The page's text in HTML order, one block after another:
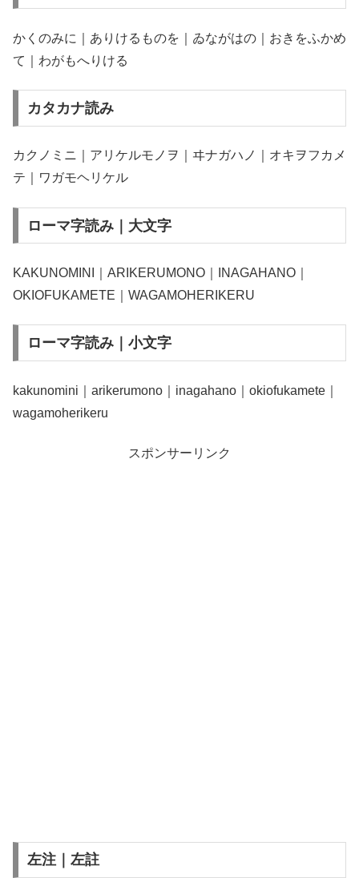
かくのみに｜ありけるものを｜ゐながはの｜おきをふかめ
て｜わがもへりける
カタカナ読み
カクノミニ｜アリケルモノヲ｜ヰナガハノ｜オキヲフカメ
テ｜ワガモヘリケル
ローマ字読み｜大文字
KAKUNOMINI｜ARIKERUMONO｜INAGAHANO｜
OKIOFUKAMETE｜WAGAMOHERIKERU
ローマ字読み｜小文字
kakunomini｜arikerumono｜inagahano｜okiofukamete｜
wagamoherikeru
スポンサーリンク
左注｜左註